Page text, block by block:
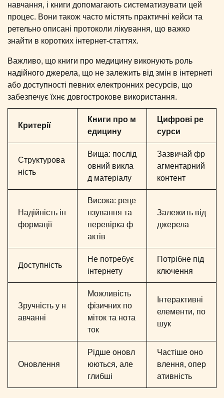
навчання, і книги допомагають систематизувати цей
процес. Вони також часто містять практичні кейси та
ретельно описані протоколи лікування, що важко
знайти в коротких інтернет-статтях.
Важливо, що книги про медицину виконують роль
надійного джерела, що не залежить від змін в інтернеті
або доступності певних електронних ресурсів, що
забезпечує їхнє довгострокове використання.
Критерії
Книги про м
едицину
Цифрові ре
сурси
Структурова
ність
Вища: послід
овний викла
д матеріалу
Зазвичай фр
агментарний
контент
Надійність ін
формації
Висока: реце
нзування та
перевірка ф
актів
Залежить від
джерела
Доступність
Не потребує
інтернету
Потрібне під
ключення
Зручність у н
авчанні
Можливість
фізичних по
міток та нота
ток
Інтерактивні
елементи, по
шук
Оновлення
Рідше оновл
юються, але
глибші
Частіше оно
влення, опер
ативність